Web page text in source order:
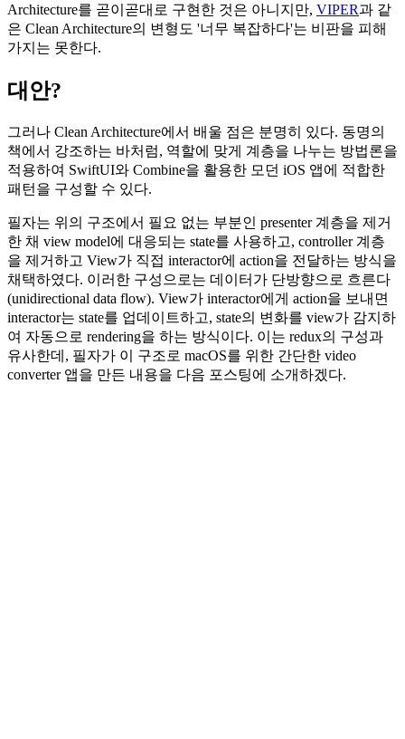
Architecture를 곧이곧대로 구현한 것은 아니지만, VIPER과 같
은 Clean Architecture의 변형도 '너무 복잡하다'는 비판을 피해
가지는 못한다.
대안?
그러나 Clean Architecture에서 배울 점은 분명히 있다. 동명의
책에서 강조하는 바처럼, 역할에 맞게 계층을 나누는 방법론을
적용하여 SwiftUI와 Combine을 활용한 모던 iOS 앱에 적합한
패턴을 구성할 수 있다.
필자는 위의 구조에서 필요 없는 부분인 presenter 계층을 제거
한 채 view model에 대응되는 state를 사용하고, controller 계층
을 제거하고 View가 직접 interactor에 action을 전달하는 방식을
채택하였다. 이러한 구성으로는 데이터가 단방향으로 흐른다
(unidirectional data flow). View가 interactor에게 action을 보내면
interactor는 state를 업데이트하고, state의 변화를 view가 감지하
여 자동으로 rendering을 하는 방식이다. 이는 redux의 구성과
유사한데, 필자가 이 구조로 macOS를 위한 간단한 video
converter 앱을 만든 내용을 다음 포스팅에 소개하겠다.